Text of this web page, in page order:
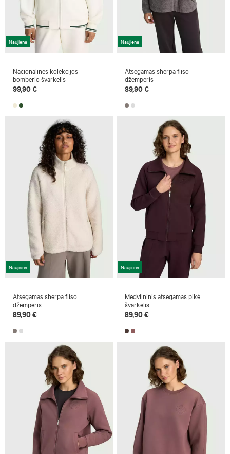
Naujiena
Nacionalinės kolekcijos
bomberio švarkelis
99,90 €
Naujiena
Atsegamas sherpa fliso
džemperis
89,90 €
Naujiena
Atsegamas sherpa fliso
džemperis
89,90 €
Naujiena
Medvilninis atsegamas pikė
švarkelis
89,90 €